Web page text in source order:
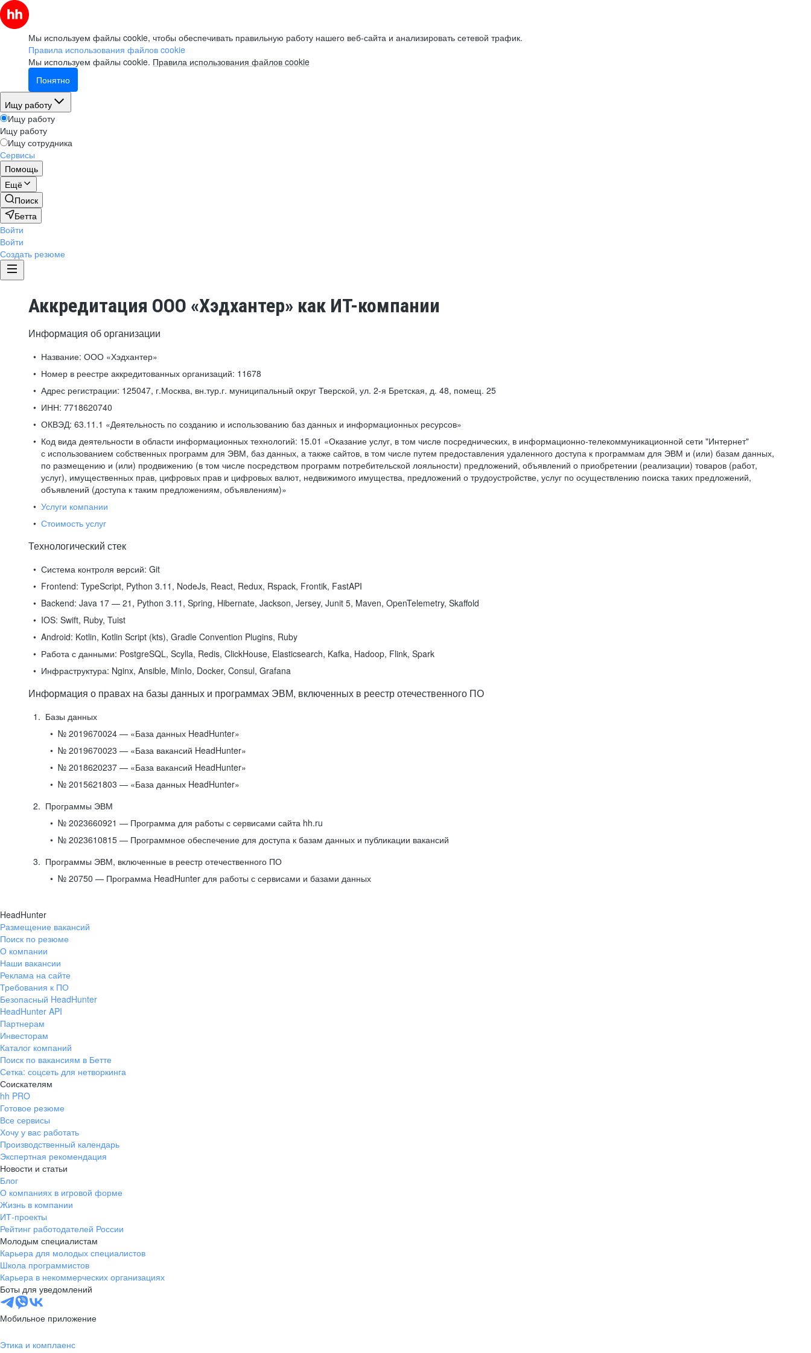
Мы используем файлы cookie, чтобы обеспечивать правильную работу нашего веб-сайта и анализировать сетевой трафик.
Правила использования файлов cookie
Мы используем файлы cookie. Правила использования файлов cookie
Понятно
Ищу работу
Ищу работу
Ищу работу
Ищу сотрудника
Сервисы
Помощь
Ещё
Поиск
Бетта
Войти
Войти
Создать резюме
Аккредитация ООО «Хэдхантер» как ИТ-компании
Информация об организации
Название: ООО «Хэдхантер»
Номер в реестре аккредитованных организаций: 11678
Адрес регистрации: 125047, г.Москва, вн.тур.г. муниципальный округ Тверской, ул. 2-я Бретская, д. 48, помещ. 25
ИНН: 7718620740
ОКВЭД: 63.11.1 «Деятельность по созданию и использованию баз данных и информационных ресурсов»
Код вида деятельности в области информационных технологий: 15.01 «Оказание услуг, в том числе посреднических, в информационно-телекоммуникационной сети "Интернет"
с использованием собственных программ для ЭВМ, баз данных, а также сайтов, в том числе путем предоставления удаленного доступа к программам для ЭВМ и (или) базам данных,
по размещению и (или) продвижению (в том числе посредством программ потребительской лояльности) предложений, объявлений о приобретении (реализации) товаров (работ,
услуг), имущественных прав, цифровых прав и цифровых валют, недвижимого имущества, предложений о трудоустройстве, услуг по осуществлению поиска таких предложений,
объявлений (доступа к таким предложениям, объявлениям)»
Услуги компании
Стоимость услуг
Технологический стек
Система контроля версий: Git
Frontend: TypeScript, Python 3.11, NodeJs, React, Redux, Rspack, Frontik, FastAPI
Backend: Java 17 — 21, Python 3.11, Spring, Hibernate, Jackson, Jersey, Junit 5, Maven, OpenTelemetry, Skaffold
IOS: Swift, Ruby, Tuist
Android: Kotlin, Kotlin Script (kts), Gradle Convention Plugins, Ruby
Работа с данными: PostgreSQL, Scylla, Redis, ClickHouse, Elasticsearch, Kafka, Hadoop, Flink, Spark
Инфраструктура: Nginx, Ansible, MinIo, Docker, Consul, Grafana
Информация о правах на базы данных и программах ЭВМ, включенных в реестр отечественного ПО
Базы данных
№ 2019670024 — «База данных HeadHunter»
№ 2019670023 — «База вакансий HeadHunter»
№ 2018620237 — «База вакансий HeadHunter»
№ 2015621803 — «База данных HeadHunter»
Программы ЭВМ
№ 2023660921 — Программа для работы с сервисами сайта hh.ru
№ 2023610815 — Программное обеспечение для доступа к базам данных и публикации вакансий
Программы ЭВМ, включенные в реестр отечественного ПО
№ 20750 — Программа HeadHunter для работы с сервисами и базами данных
HeadHunter
Размещение вакансий
Поиск по резюме
О компании
Наши вакансии
Реклама на сайте
Требования к ПО
Безопасный HeadHunter
HeadHunter API
Партнерам
Инвесторам
Каталог компаний
Поиск по вакансиям в Бетте
Сетка: соцсеть для нетворкинга
Соискателям
hh PRO
Готовое резюме
Все сервисы
Хочу у вас работать
Производственный календарь
Экспертная рекомендация
Новости и статьи
Блог
О компаниях в игровой форме
Жизнь в компании
ИТ-проекты
Рейтинг работодателей России
Молодым специалистам
Карьера для молодых специалистов
Школа программистов
Карьера в некоммерческих организациях
Боты для уведомлений
Мобильное приложение
Этика и комплаенс